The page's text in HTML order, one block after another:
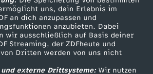
uns, dein Erlebnis im
an dich anzupassen und
anzubieten. Dabei
wir ausschließlich auf Basis deiner
Streaming, der ZDFheute und
Dritten werden von uns nicht
und externe Drittsysteme:Wir nutzen
Hilfe